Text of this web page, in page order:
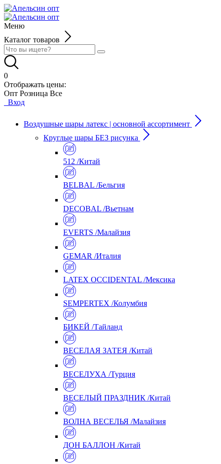
Меню
Каталог товаров
0
Отображать цены:
Опт Розница Все
Вход
Воздушные шары латекс | основной ассортимент
Круглые шары БЕЗ рисунка
512 /Китай
BELBAL /Бельгия
DECOBAL /Вьетнам
EVERTS /Малайзия
GEMAR /Италия
LATEX OCCIDENTAL /Мексика
SEMPERTEX /Колумбия
БИКЕЙ /Тайланд
ВЕСЕЛАЯ ЗАТЕЯ /Китай
ВЕСЕЛУХА /Турция
ВЕСЕЛЫЙ ПРАЗДНИК /Китай
ВОЛНА ВЕСЕЛЬЯ /Малайзия
ДОН БАЛЛОН /Китай